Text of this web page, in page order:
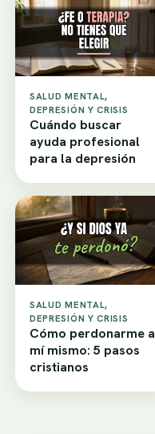
SALUD MENTAL,
DEPRESIÓN Y CRISIS
Cuándo buscar
ayuda profesional
para la depresión
SALUD MENTAL,
DEPRESIÓN Y CRISIS
Cómo perdonarme a
mí mismo: 5 pasos
cristianos